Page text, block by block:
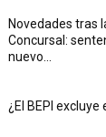
Novedades tras
Concursal:
nuevo...
¿El BEPI